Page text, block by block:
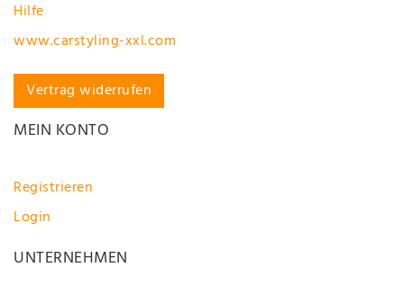
Hilfe
www.carstyling-xxl.com
Vertrag widerrufen
MEIN KONTO
Registrieren
Login
UNTERNEHMEN